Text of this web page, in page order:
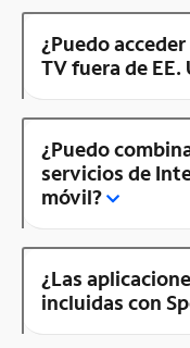
¿Puedo
TV fuera de EE.
¿Puedo
servicios de
móvil?
¿Las
incluidas con